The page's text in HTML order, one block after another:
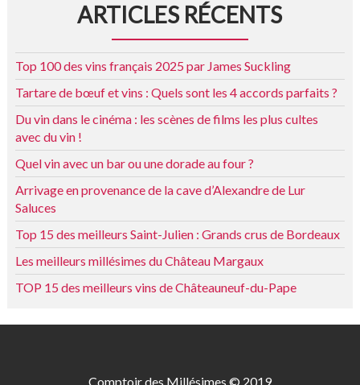
ARTICLES RÉCENTS
Top 100 des vins français 2025 par James Suckling
Tartare de bœuf et vins : Quels sont les 4 accords parfaits ?
Du vin dans le cinéma : les scènes de films les plus cultes
avec du vin !
Quel vin avec un bar ou une dorade au four ?
Arrivage en provenance de la cave d’Alexandre de Lur
Saluces
Top 15 des meilleurs Saint-Julien : Grands crus de Bordeaux
Les meilleurs millésimes du Château Margaux
TOP 15 des meilleurs vins de Châteauneuf-du-Pape
Comptoir des Millésimes © 2019